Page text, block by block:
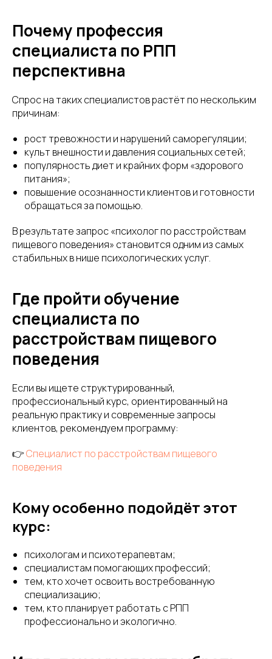
Почему профессия
специалиста по РПП
перспективна
Спрос на таких специалистов растёт по нескольким
причинам:
рост тревожности и нарушений саморегуляции;
культ внешности и давления социальных сетей;
популярность диет и крайних форм «здорового
питания»;
повышение осознанности клиентов и готовности
обращаться за помощью.
В результате запрос «психолог по расстройствам
пищевого поведения» становится одним из самых
стабильных в нише психологических услуг.
Где пройти обучение
специалиста по
расстройствам пищевого
поведения
Если вы ищете структурированный,
профессиональный курс, ориентированный на
реальную практику и современные запросы
клиентов, рекомендуем программу:
👉Специалист по расстройствам пищевого
поведения
Кому особенно подойдёт этот
курс:
психологам и психотерапевтам;
специалистам помогающих профессий;
тем, кто хочет освоить востребованную
специализацию;
тем, кто планирует работать с РПП
профессионально и экологично.